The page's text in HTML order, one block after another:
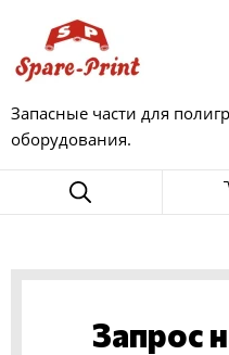
Запасные части для
оборудования.
Запрос